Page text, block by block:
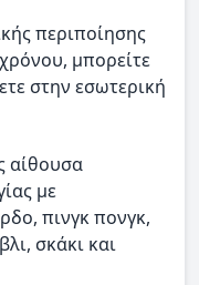
περιποίησης
μπορείτε
στην εσωτερική
αίθουσα
με
πινγκ πονγκ,
σκάκι και